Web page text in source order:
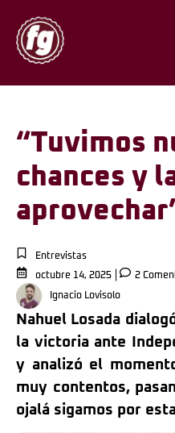
“Tuvimos
chances y
Entrevistas
octubre 14, 2025
2
Ignacio Lovisolo
Nahuel Losada
la victoria ante
y analizó el
muy contentos,
ojalá sigamos por